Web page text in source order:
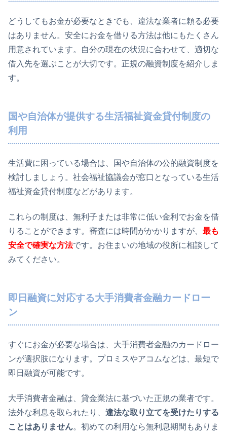
どうしてもお金が必要なときでも、違法な業者に頼る必要
はありません。安全にお金を借りる方法は他にもたくさん
用意されています。自分の現在の状況に合わせて、適切な
借入先を選ぶことが大切です。正規の融資制度を紹介しま
す。
国や自治体が提供する生活福祉資金貸付制度の
利用
生活費に困っている場合は、国や自治体の公的融資制度を
検討しましょう。社会福祉協議会が窓口となっている生活
福祉資金貸付制度などがあります。
これらの制度は、無利子または非常に低い金利でお金を借
りることができます。審査には時間がかかりますが、 最も
安全で確実な方法です。お住まいの地域の役所に相談して
みてください。
即日融資に対応する大手消費者金融カードロー
ン
すぐにお金が必要な場合は、大手消費者金融のカードロー
ンが選択肢になります。プロミスやアコムなどは、最短で
即日融資が可能です。
大手消費者金融は、貸金業法に基づいた正規の業者です。
法外な利息を取られたり、 違法な取り立てを受けたりする
ことはありません。初めての利用なら無利息期間もありま